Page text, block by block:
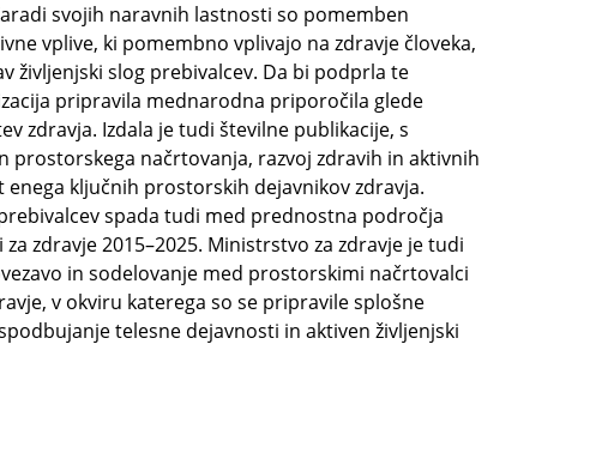
svojih naravnih lastnosti so pomemben
vplive, ki pomembno vplivajo na zdravje človeka,
življenjski slog prebivalcev. Da bi podprla te
pripravila mednarodna priporočila glede
zdravja. Izdala je tudi številne publikacije, s
prostorskega načrtovanja, razvoj zdravih in aktivnih
ključnih prostorskih dejavnikov zdravja.
spada tudi med prednostna področja
zdravje 2015–2025. Ministrstvo za zdravje je tudi
in sodelovanje med prostorskimi načrtovalci
v okviru katerega so se pripravile splošne
telesne dejavnosti in aktiven življenjski